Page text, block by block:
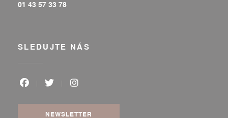
01 43 57 33 78
SLEDUJTE NÁS
NEWSLETTER